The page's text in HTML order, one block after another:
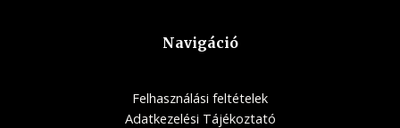
Navigáció
Felhasználási feltételek
Adatkezelési Tájékoztató